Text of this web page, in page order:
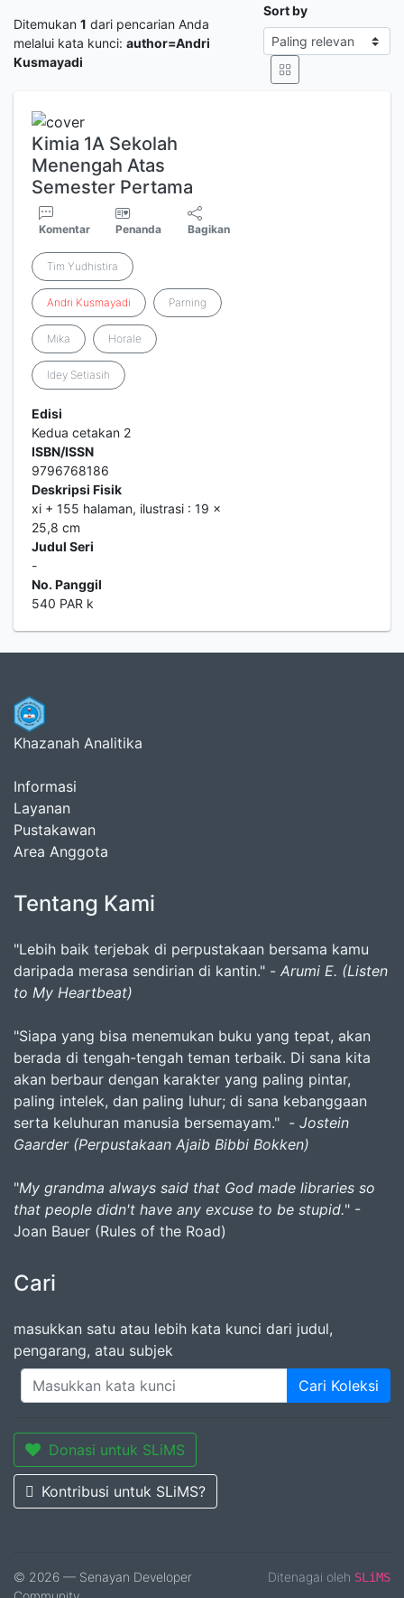
Ditemukan 1 dari pencarian Anda
melalui kata kunci: author=Andri
Kusmayadi
Sort by
Kimia 1A Sekolah
Menengah Atas
Semester Pertama
Komentar Penanda Bagikan
Tim Yudhistira
Andri Kusmayadi Parning
Mika Horale
Idey Setiasih
Edisi
Kedua cetakan 2
ISBN/ISSN
9796768186
Deskripsi Fisik
xi + 155 halaman, ilustrasi : 19 x
25,8 cm
Judul Seri
-
No. Panggil
540 PAR k
Khazanah Analitika
Informasi
Layanan
Pustakawan
Area Anggota
Tentang Kami
"Lebih baik terjebak di perpustakaan bersama kamu
daripada merasa sendirian di kantin." - Arumi E. (Listen
to My Heartbeat)
"Siapa yang bisa menemukan buku yang tepat, akan
berada di tengah-tengah teman terbaik. Di sana kita
akan berbaur dengan karakter yang paling pintar,
paling intelek, dan paling luhur; di sana kebanggaan
serta keluhuran manusia bersemayam." - Jostein
Gaarder (Perpustakaan Ajaib Bibbi Bokken)
"My grandma always said that God made libraries so
that people didn't have any excuse to be stupid." -
Joan Bauer (Rules of the Road)
Cari
masukkan satu atau lebih kata kunci dari judul,
pengarang, atau subjek
Cari Koleksi
Donasi untuk SLiMS
Kontribusi untuk SLiMS?
© 2026 — Senayan Developer
Ditenagai oleh SLiMS